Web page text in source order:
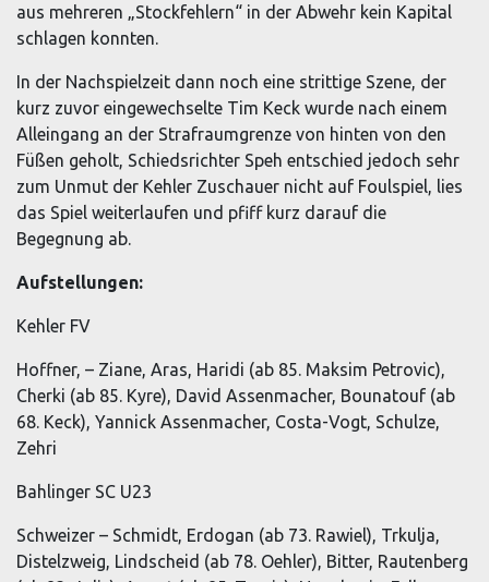
aus mehreren „Stockfehlern“ in der Abwehr kein Kapital
schlagen konnten.
In der Nachspielzeit dann noch eine strittige Szene, der
kurz zuvor eingewechselte Tim Keck wurde nach einem
Alleingang an der Strafraumgrenze von hinten von den
Füßen geholt, Schiedsrichter Speh entschied jedoch sehr
zum Unmut der Kehler Zuschauer nicht auf Foulspiel, lies
das Spiel weiterlaufen und pfiff kurz darauf die
Begegnung ab.
Aufstellungen:
Kehler FV
Hoffner, – Ziane, Aras, Haridi (ab 85. Maksim Petrovic),
Cherki (ab 85. Kyre), David Assenmacher, Bounatouf (ab
68. Keck), Yannick Assenmacher, Costa-Vogt, Schulze,
Zehri
Bahlinger SC U23
Schweizer – Schmidt, Erdogan (ab 73. Rawiel), Trkulja,
Distelzweig, Lindscheid (ab 78. Oehler), Bitter, Rautenberg